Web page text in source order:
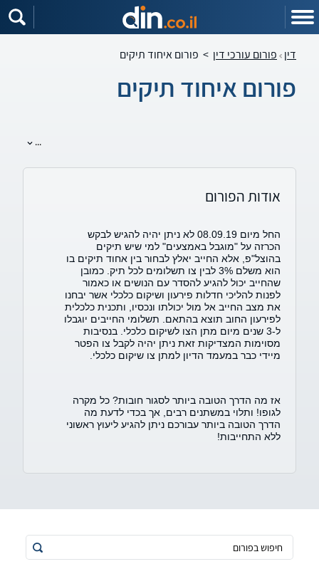
דין פורום עורכי דין > פורום איחוד תיקים
פורום איחוד תיקים
...
אודות הפורום
החל מיום 08.09.19 לא ניתן יהיה להגיש לבקש
הכרזה על "מוגבל באמצעים" למי שיש תיקים
בהוצל"פ, אלא החייב יאלץ לבחור בין אחוד תיקים בו
הוא משלם 3% לבין צו תשלומים לכל תיק. כמובן
שהחייב יכול להגיע להסדר עם הנושים או כאמור
לפנות להליכי חדלות פירעון ושיקום כלכלי אשר יבחנו
את מצב החייב אל מול יכולתו ונכסיו, ותכנית כלכלית
לפירעון החוב תוצא בהתאם. תשלומי החייבים יוגבלו
ל-3 שנים מיום מתן הצו לשיקום כלכלי. בנסיבות
מסוימות המצדיקות זאת ניתן יהיה לקבל צו הפטר
מיידי כבר במעמד הדיון למתן צו שיקום כלכלי.
אז מה הדרך הטובה ביותר לסגור חובות? כל מקרה
לגופו! ותלוי במשתנים רבים, אך בכדי לדעת מה
הדרך הטובה ביותר עבורכם ניתן להגיע ליעוץ ראשוני
ללא התחייבות!